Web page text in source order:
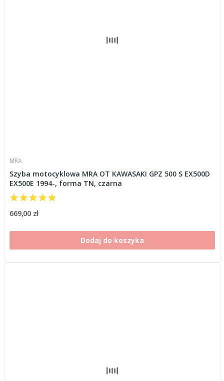
MRA
Szyba motocyklowa MRA OT KAWASAKI GPZ 500 S EX500D
EX500E 1994-, forma TN, czarna
669,00 zł
Dodaj do koszyka